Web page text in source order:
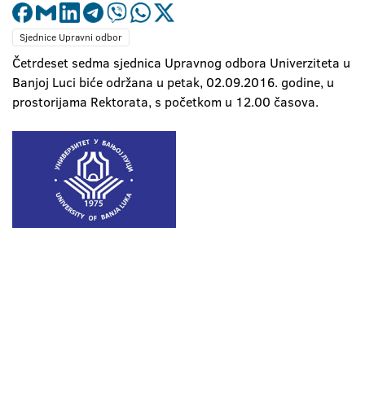
Sjednice Upravni odbor
Četrdeset sedma sjednica Upravnog odbora Univerziteta u
Banjoj Luci biće održana u petak, 02.09.2016. godine, u
prostorijama Rektorata, s početkom u 12.00 časova.